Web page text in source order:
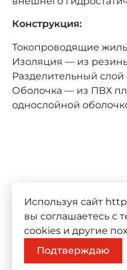
Конструкция:
Токопроводящие
Изоляция — из
Разделительный
Оболочка — из ПВХ
однослойной
Используя сайт
вы соглашаетесь с
cookies и другие
Подтверждаю